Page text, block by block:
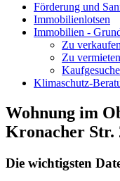
Förderung und
Immobilienlotsen
Immobilien -
Zu verkaufen
Zu
Kaufgesuche
Klimaschutz-
Wohnung im
Kronacher Str.
Die wichtigsten